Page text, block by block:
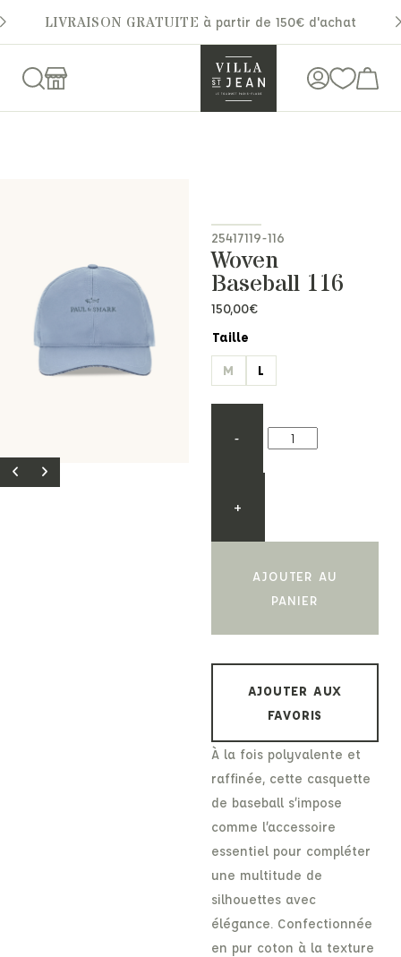
LIVRAISON GRATUITE à partir de 150€ d'achat
25417119-116
Woven
Baseball 116
150,00€
Taille
M
L
-
+
AJOUTER AU
PANIER
AJOUTER AUX
FAVORIS
À la fois polyvalente et
raffinée, cette casquette
de baseball s’impose
comme l’accessoire
essentiel pour compléter
une multitude de
silhouettes avec
élégance. Confectionnée
en pur coton à la texture